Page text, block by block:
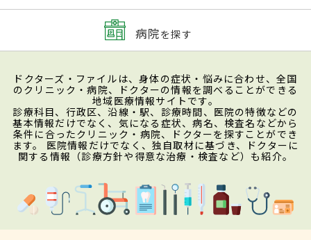
病院を探す
ドクターズ・ファイルは、身体の症状・悩みに合わせ、全国
のクリニック・病院、ドクターの情報を調べることができる
地域医療情報サイトです。
診療科目、行政区、沿線・駅、診療時間、医院の特徴などの
基本情報だけでなく、気になる症状、病名、検査名などから
条件に合ったクリニック・病院、ドクターを探すことができ
ます。 医院情報だけでなく、独自取材に基づき、ドクターに
関する情報（診療方針や得意な治療・検査など）も紹介。